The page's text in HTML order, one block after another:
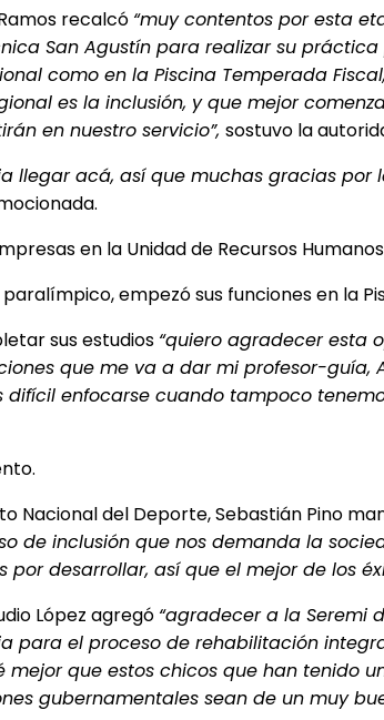
recalcó “muy contentos por esta
San Agustín para realizar su
como en la Piscina Temperada
es la inclusión, y que mejor
en nuestro servicio”, sostuvo la
llegar acá, así que muchas gracias
en la Unidad de Recursos
empezó sus funciones en la
sus estudios “quiero agradecer esta
que me va a dar mi profesor-guía,
enfocarse cuando tampoco
Nacional del Deporte, Sebastián Pino
de inclusión que nos demanda la
desarrollar, así que el mejor de los
López agregó “agradecer a la Seremi
para el proceso de rehabilitación
que estos chicos que han tenido
gubernamentales sean de un muy